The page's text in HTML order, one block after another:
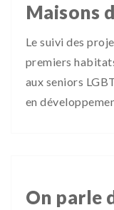
Maisons
Le suivi des
premiers
aux seniors
en
On parle